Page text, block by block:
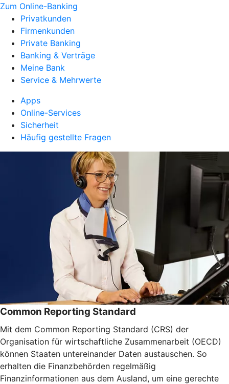
Zum Online-Banking
Privatkunden
Firmenkunden
Private Banking
Banking & Verträge
Meine Bank
Service & Mehrwerte
Apps
Online-Services
Sicherheit
Häufig gestellte Fragen
Common Reporting Standard
Mit dem Common Reporting Standard (CRS) der
Organisation für wirtschaftliche Zusammenarbeit (OECD)
können Staaten untereinander Daten austauschen. So
erhalten die Finanzbehörden regelmäßig
Finanzinformationen aus dem Ausland, um eine gerechte